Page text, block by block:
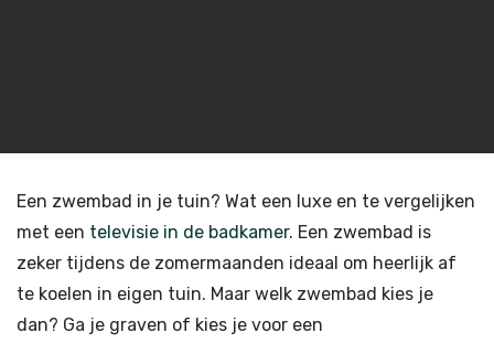
Een zwembad in je tuin? Wat een luxe en te vergelijken
met een televisie in de badkamer. Een zwembad is
zeker tijdens de zomermaanden ideaal om heerlijk af
te koelen in eigen tuin. Maar welk zwembad kies je
dan? Ga je graven of kies je voor een